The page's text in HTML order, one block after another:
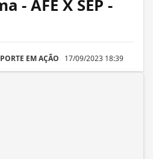
- AFE X SEP -
EM AÇÃO 17/09/2023 18:39